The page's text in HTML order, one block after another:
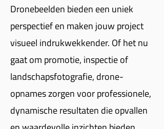
Dronebeelden bieden een uniek
perspectief en maken jouw project
visueel indrukwekkender. Of het nu
gaat om promotie, inspectie of
landschapsfotografie, drone-
opnames zorgen voor professionele,
dynamische resultaten die opvallen